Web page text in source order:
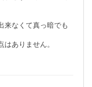
来なくて真っ暗でも
ありません。